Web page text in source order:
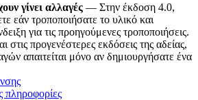
γίνει αλλαγές — Στην έκδοση 4.0,
εάν τροποποιήσατε το υλικό και
για τις προηγούμενες τροποποιήσεις.
στις προγενέστερες εκδόσεις της αδείας,
απαιτείται μόνο αν δημιουργήσατε ένα
πληροφορίες